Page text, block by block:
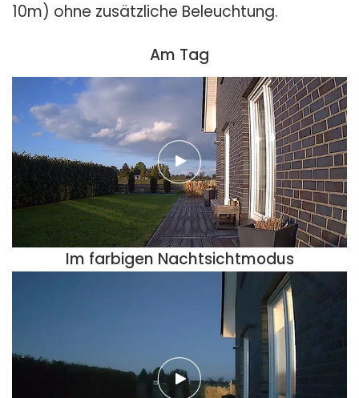
10m) ohne zusätzliche Beleuchtung.
Am Tag
Im farbigen Nachtsichtmodus